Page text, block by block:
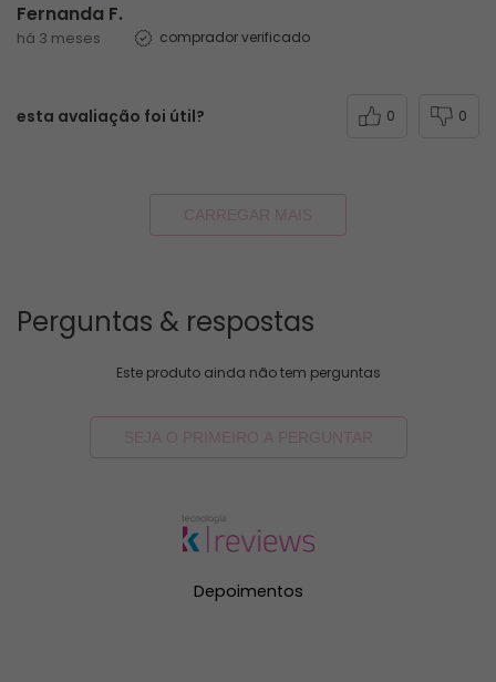
Fernanda F.
há 3 meses comprador verificado
esta avaliação foi útil? 0 0
CARREGAR MAIS
Perguntas & respostas
Este produto ainda não tem perguntas
SEJA O PRIMEIRO A PERGUNTAR
Depoimentos